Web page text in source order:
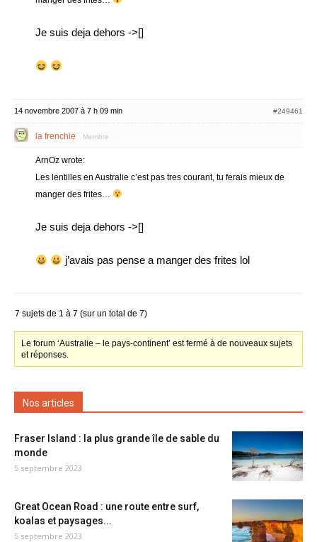
Je suis deja dehors ->[]
14 novembre 2007 à 7 h 09 min #249461
la frenchie Membre
ArnOz wrote:
Les lentilles en Australie c’est pas tres courant, tu ferais mieux de
manger des frites…
Je suis deja dehors ->[]
j’avais pas pense a manger des frites lol
7 sujets de 1 à 7 (sur un total de 7)
Le forum ‘Australie – le pays-continent’ est fermé à de nouveaux sujets
et réponses.
Nos articles
Fraser Island : la plus grande île de sable du
monde
5 septembre 2023
Great Ocean Road : une route entre surf,
koalas et paysages...
5 septembre 2023